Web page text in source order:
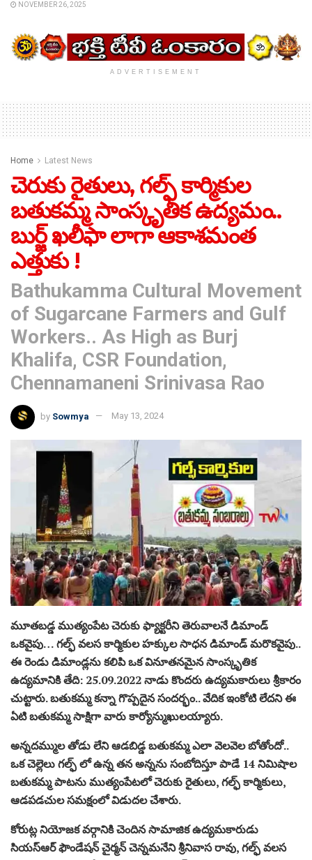
NOVEMBER 26, 2025
ADVERTISEMENT
Home Latest News
చెరుకు రైతులు, గల్ఫ్ కార్మికుల
బతుకమ్మ సాంస్కృతిక ఉద్యమం..
బుర్జ్ ఖలీఫా లాగా ఆకాశమంత
ఎత్తుకు !
Bathukamma Cultural Movement
of Sugarcane Farmers and Gulf
Workers.. As High as Burj
Khalifa, CSR Foundation,
Chennamaneni Srinivasa Rao
by Sowmya May 13, 2024
మూతబడ్డ ముత్యంపేట చెరుకు ఫ్యాక్టరీని తెరువాలనే డిమాండ్
ఒకవైపు… గల్ఫ్ వలస కార్మికుల హక్కుల సాధన డిమాండ్ మరొకవైపు..
ఈ రెండు డిమాండ్లను కలిపి ఒక వినూతనమైన సాంస్కృతిక
ఉద్యమానికి తేది: 25.09.2022 నాడు కొందరు ఉద్యమకారులు శ్రీకారం
చుట్టారు. బతుకమ్మ కన్నా గొప్పదైన సందర్భం.. వేదిక ఇంకోటి లేదని ఈ
ఏటి బతుకమ్మ సాక్షిగా వారు కార్యోన్ముఖులయ్యారు.
అన్నదమ్ముల తోడు లేని ఆడబిడ్డ బతుకమ్మ ఎలా వెలవెల బోతోందో..
ఒక చెల్లెలు గల్ఫ్ లో ఉన్న తన అన్నను సంబోదిస్తూ పాడే 14 నిమిషాల
బతుకమ్మ పాటను ముత్యంపేటలో చెరుకు రైతులు, గల్ఫ్ కార్మికులు,
ఆడపడచుల సమక్షంలో విడుదల చేశారు.
కోరుట్ల నియోజక వర్గానికి చెందిన సామాజిక ఉద్యమకారుడు
సియస్ఆర్ ఫౌండేషన్ చైర్మన్ చెన్నమనేని శ్రీనివాస రావు, గల్ఫ్ వలస